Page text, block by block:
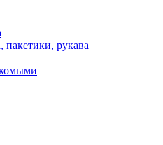
пакетики, рукава